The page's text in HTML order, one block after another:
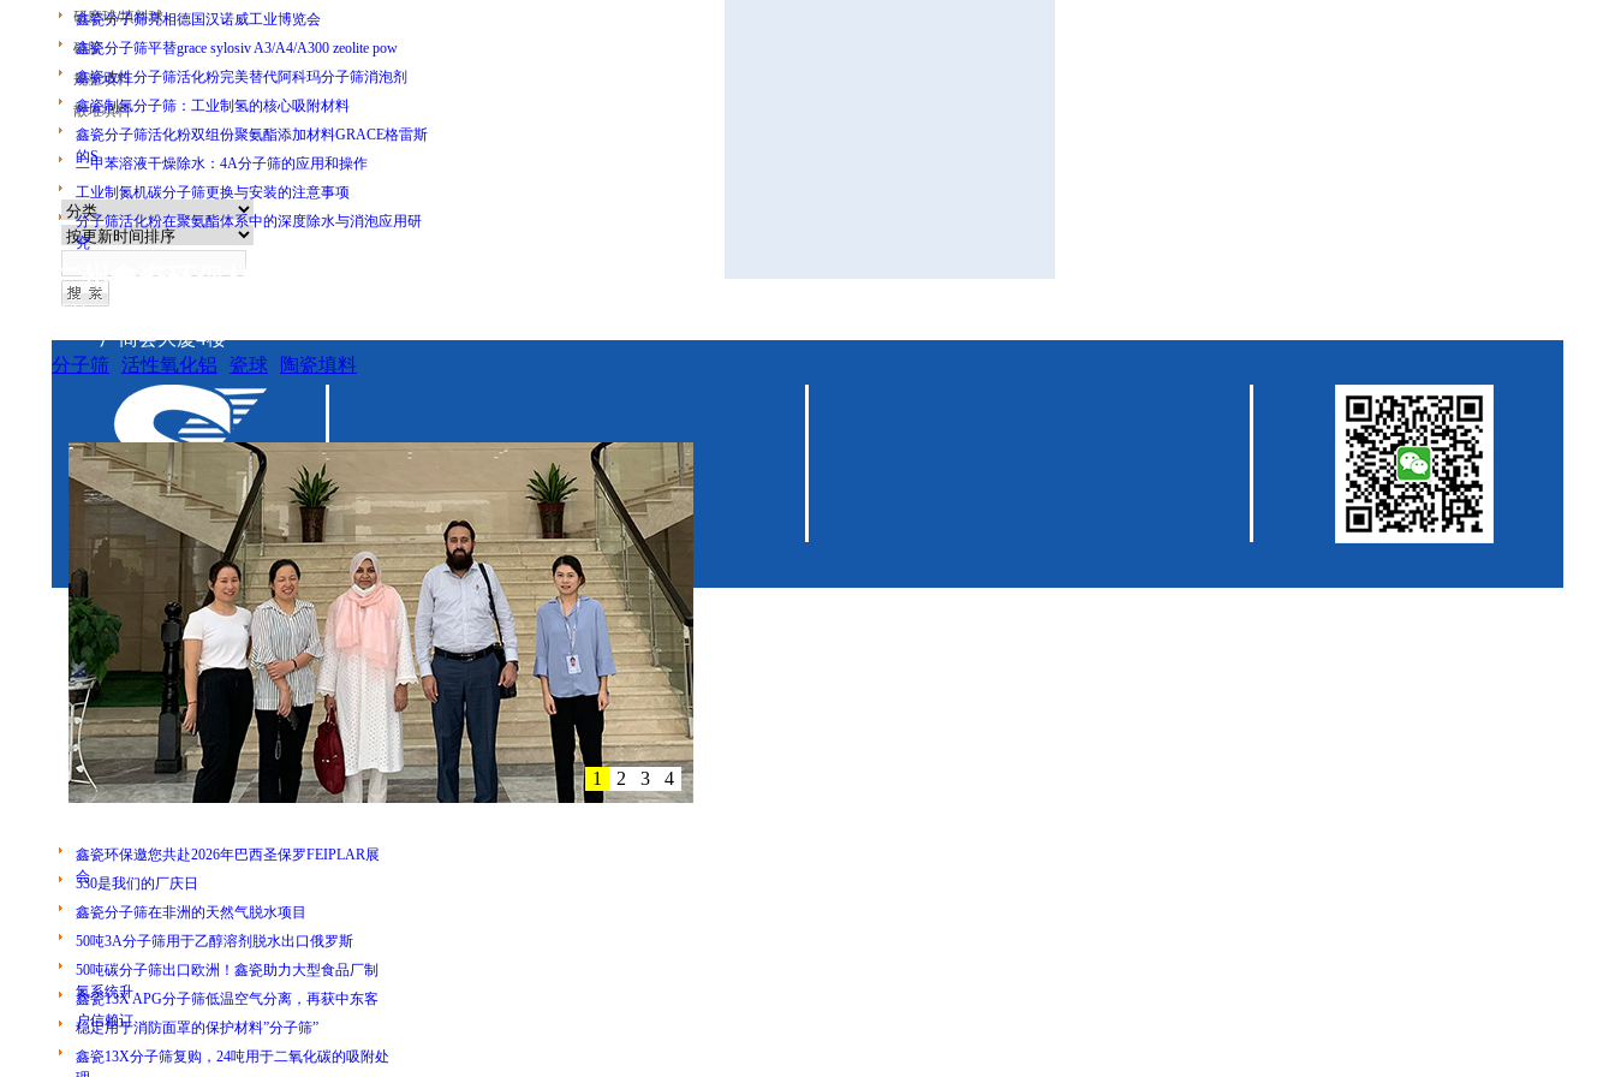
研磨球/填料球
硅胶
规整填料
散堆填料
产品查询
鑫瓷分子筛亮相德国汉诺威工业博览会
鑫瓷分子筛平替grace sylosiv A3/A4/A300 zeolite pow
鑫瓷改性分子筛活化粉完美替代阿科玛分子筛消泡剂
鑫瓷制氢分子筛：工业制氢的核心吸附材料
鑫瓷分子筛活化粉双组份聚氨酯添加材料GRACE格雷斯
的S
二甲苯溶液干燥除水：4A分子筛的应用和操作
工业制氮机碳分子筛更换与安装的注意事项
分子筛活化粉在聚氨酯体系中的深度除水与消泡应用研
究
广州鑫瓷环保材料有限公司
地址：广州市番禺区市桥街盛泰路盛兴大街31号
厂商会大厦4楼
分子筛 活性氧化铝 瓷球
陶瓷填料
金属填料 塑料填料
1 2 3 4
鑫瓷环保邀您共赴2026年巴西圣保罗FEIPLAR展
会
530是我们的厂庆日
鑫瓷分子筛在非洲的天然气脱水项目
50吨3A分子筛用于乙醇溶剂脱水出口俄罗斯
50吨碳分子筛出口欧洲！鑫瓷助力大型食品厂制
氮系统升
鑫瓷13X APG分子筛低温空气分离，再获中东客
户信赖订
稳定用于消防面罩的保护材料”分子筛”
鑫瓷13X分子筛复购，24吨用于二氧化碳的吸附处